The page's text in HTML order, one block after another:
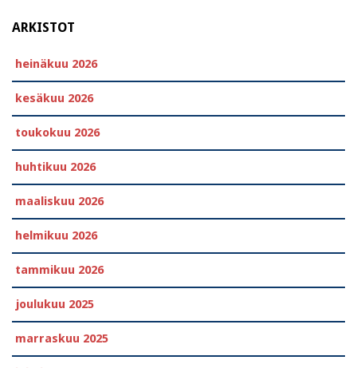
ARKISTOT
heinäkuu 2026
kesäkuu 2026
toukokuu 2026
huhtikuu 2026
maaliskuu 2026
helmikuu 2026
tammikuu 2026
joulukuu 2025
marraskuu 2025